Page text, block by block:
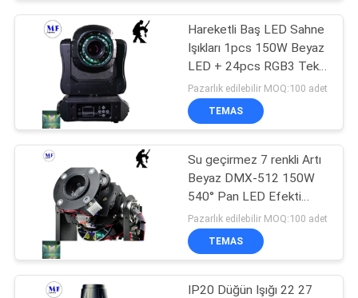
LED Havacılık İkaz
Lambası
47
LED Spot Track ışığı
Hareketli Baş LED Sahne
Işıkları 1pcs 150W Beyaz
LED + 24pcs RGB3 Tek
Etki Hareketli Nokta
Işıkları Sahne Işıkları
Pazarlık edilebilir MOQ:100 adet
TEMAS
Su geçirmez 7 renkli Artı
Beyaz DMX-512 150W
540° Pan LED Efekti
Lazer Dans LED Sahne
Işığı Hareketli Baş
Fenerler
Pazarlık edilebilir MOQ:100 adet
TEMAS
IP20 Düğün Işığı 22 27